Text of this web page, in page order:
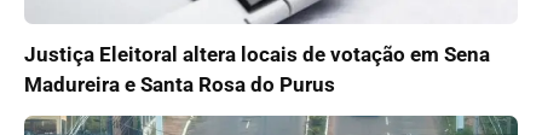
Justiça Eleitoral altera locais de votação em Sena
Madureira e Santa Rosa do Purus